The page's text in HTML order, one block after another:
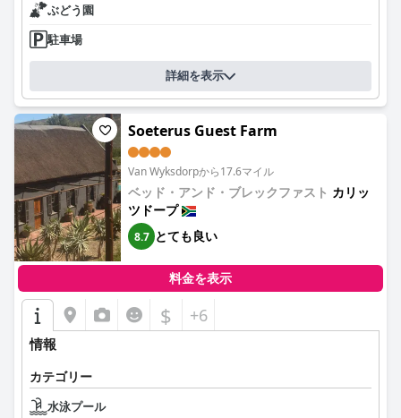
ぶどう園
駐車場
詳細を表示
Soeterus Guest Farm
Van Wyksdorpから17.6マイル
ベッド・アンド・ブレックファスト カリッ
ツドープ
8.7 とても良い
料金を表示
$ +6
情報
カテゴリー
水泳プール